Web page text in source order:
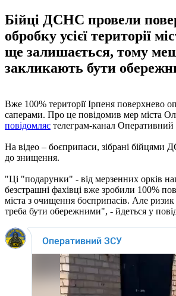
Бійці ДСНС провели
обробку усієї території
ще залишається, тому
закликають бути
Вже 100% території Ірпеня поверхнево
саперами. Про це повідомив мер міста
повідомляє телеграм-канал
На відео – боєприпаси, зібрані бійцями
до знищення.
"Ці "подарунки" - від мерзенних орків
безстрашні фахівці вже зробили 100%
міста з очищення боєприпасів. Але
треба бути обережними", - йдеться у